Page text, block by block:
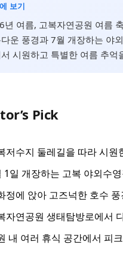
보기
년 여름, 고복자연공원 여름
운 풍경과 7월 개장하는 야
시원하고 특별한 여름 추
Pick
저수지 둘레길을 따라 시원
1일 개장하는 고복 야외수
정에 앉아 고즈넉한 호수
자연공원 생태탐방로에서
내 여러 휴식 공간에서 피